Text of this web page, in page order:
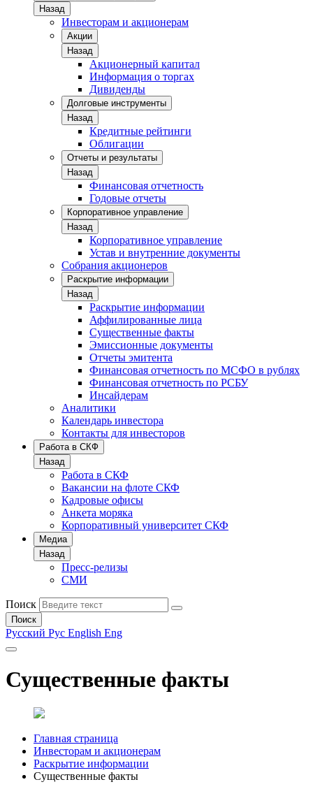
Назад
Инвесторам и акционерам
Акции
Назад
Акционерный капитал
Информация о торгах
Дивиденды
Долговые инструменты
Назад
Кредитные рейтинги
Облигации
Отчеты и результаты
Назад
Финансовая отчетность
Годовые отчеты
Корпоративное управление
Назад
Корпоративное управление
Устав и внутренние документы
Собрания акционеров
Раскрытие информации
Назад
Раскрытие информации
Аффилированные лица
Существенные факты
Эмиссионные документы
Отчеты эмитента
Финансовая отчетность по МСФО в рублях
Финансовая отчетность по РСБУ
Инсайдерам
Аналитики
Календарь инвестора
Контакты для инвесторов
Работа в СКФ
Назад
Работа в СКФ
Вакансии на флоте СКФ
Кадровые офисы
Анкета моряка
Корпоративный университет СКФ
Медиа
Назад
Пресс-релизы
СМИ
Поиск
Поиск
Русский Рус English Eng
Существенные факты
Главная страница
Инвесторам и акционерам
Раскрытие информации
Существенные факты